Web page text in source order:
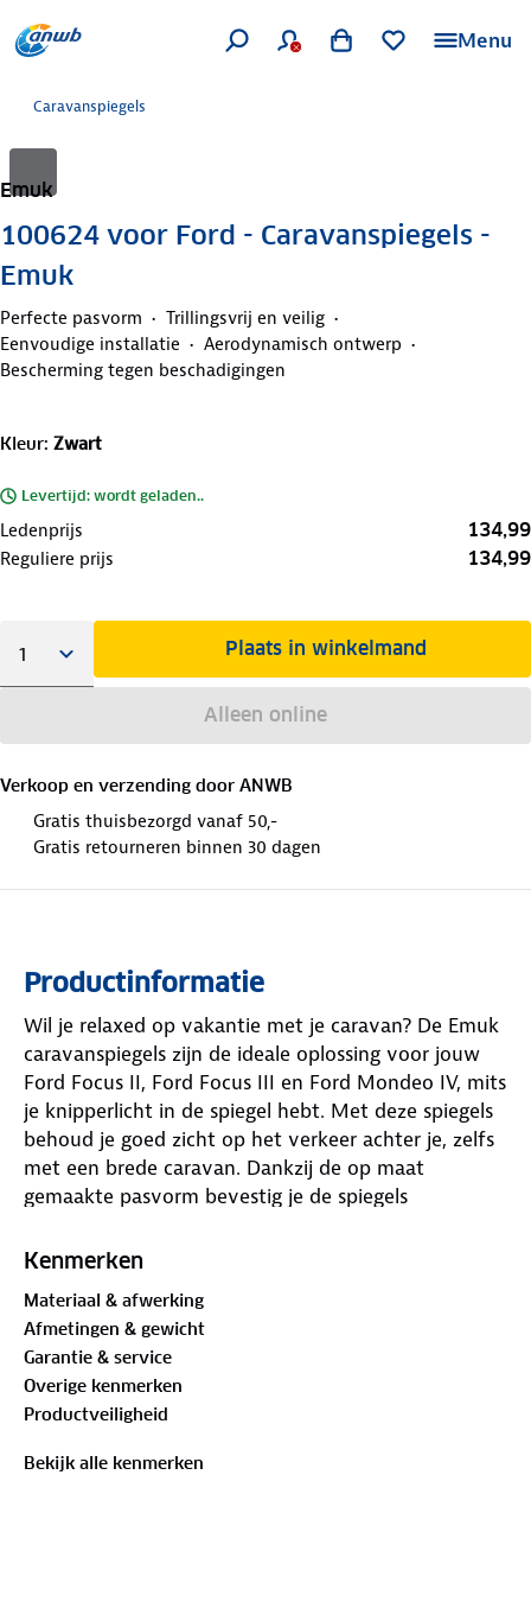
Menu
Caravanspiegels
Emuk
100624 voor Ford - Caravanspiegels -
Emuk
Perfecte pasvorm
Trillingsvrij en veilig
Eenvoudige installatie
Aerodynamisch ontwerp
Bescherming tegen beschadigingen
Kleur: Zwart
Levertijd: wordt geladen..
Ledenprijs 134,99
Reguliere prijs 134,99
Plaats in winkelmand
Alleen online
Verkoop en verzending door ANWB
Gratis thuisbezorgd vanaf 50,-
Gratis retourneren binnen 30 dagen
Productinformatie
Wil je relaxed op vakantie met je caravan? De Emuk
caravanspiegels zijn de ideale oplossing voor jouw
Ford Focus II, Ford Focus III en Ford Mondeo IV, mits
je knipperlicht in de spiegel hebt. Met deze spiegels
behoud je goed zicht op het verkeer achter je, zelfs
met een brede caravan. Dankzij de op maat
gemaakte pasvorm bevestig je de spiegels
niet tijdens het rijden en passen qua ontwerp mooi
De spiegels hebben een speciale bevestigingsbeugel
van trillingsdempend aluminium. Dit zorgt voor een
stevige en nauwsluitende pasvorm. De
aerodynamische spiegelkoppen en de schuimlaag op
de beugels beschermen je auto tegen krassen. Alle
Kenmerken
Materiaal & afwerking
Afmetingen & gewicht
Garantie & service
Overige kenmerken
Productveiligheid
Bekijk alle kenmerken